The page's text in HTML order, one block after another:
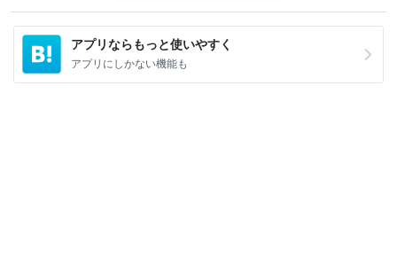
アプリならもっと使いやすく
アプリにしかない機能も